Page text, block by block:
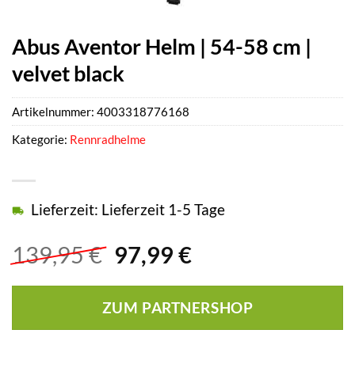
Abus Aventor Helm | 54-58 cm |
velvet black
139,95€ Ursprünglicher
Preis
war:
139,95 €
97,99 €Aktueller
ist:
97,99 €.
Lieferzeit: Lieferzeit 1-5 Tage
ZUM PARTNERSHOP
Artikelnummer: 4003318776168
Kategorie: Rennradhelme